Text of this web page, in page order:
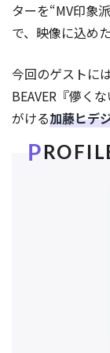
ターを“MV印象
で、映像に込め
今回のゲストに
BEAVER『儚く
がける加藤ヒデ